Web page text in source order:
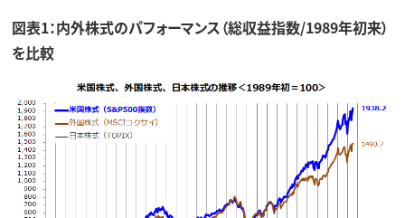
図表1：内外株式のパフォーマンス（総収益指数/1989年初来）
を比較